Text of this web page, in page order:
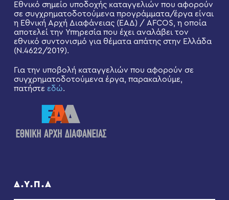
Εθνικό σημείο υποδοχής καταγγελιών που αφορούν
σε συγχρηματοδοτούμενα προγράμματα/έργα είναι
η Εθνική Αρχή Διαφάνειας (ΕΑΔ) / AFCOS, η οποία
αποτελεί την Υπηρεσία που έχει αναλάβει τον
εθνικό συντονισμό για θέματα απάτης στην Ελλάδα
(Ν.4622/2019).
Για την υποβολή καταγγελιών που αφορούν σε
συγχρηματοδοτούμενα έργα, παρακαλούμε,
πατήστε εδώ.
Δ.Υ.Π.Α